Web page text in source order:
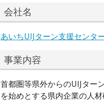
会社名
あいちUIJターン支援センタ
事業内容
首都圏等県外からのUIJター
を始めとする県内企業の人材